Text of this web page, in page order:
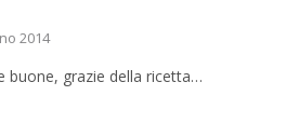
2014
buone, grazie della ricetta…